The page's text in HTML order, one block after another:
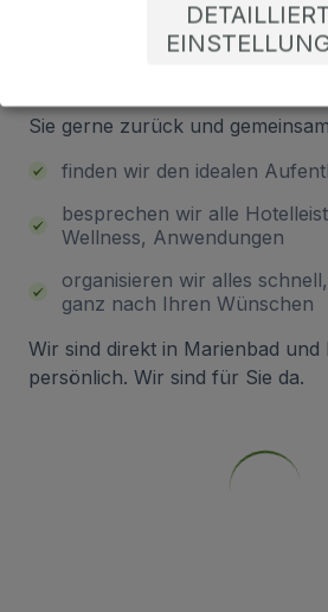
Sie gerne zurück und
finden wir den idealen
besprechen wir alle
Wellness, Anwendungen
organisieren wir alles
ganz nach Ihren Wünschen
Wir sind direkt in Marienbad und
persönlich. Wir sind für Sie da.